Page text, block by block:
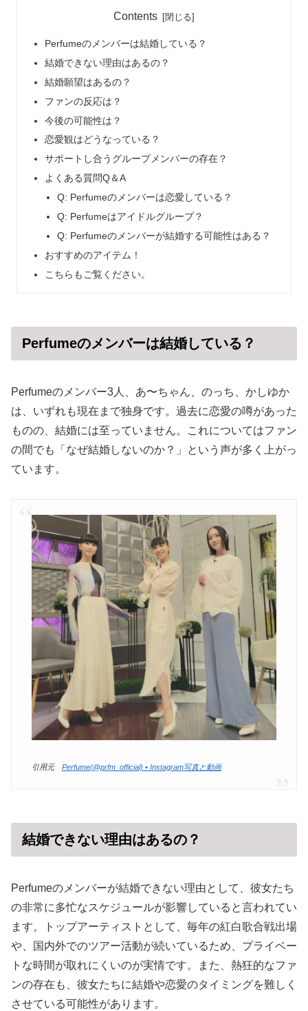
Contents
Perfumeのメンバーは結婚している？
結婚できない理由はあるの？
結婚願望はあるの？
ファンの反応は？
今後の可能性は？
恋愛観はどうなっている？
サポートし合うグループメンバーの存在？
よくある質問Q＆A
Q: Perfumeのメンバーは恋愛している？
Q: Perfumeはアイドルグループ？
Q: Perfumeのメンバーが結婚する可能性はある？
おすすめのアイテム！
こちらもご覧ください。
Perfumeのメンバーは結婚している？
Perfumeのメンバー3人、あ〜ちゃん、のっち、かしゆか
は、いずれも現在まで独身です。過去に恋愛の噂があった
ものの、結婚には至っていません。これについてはファン
の間でも「なぜ結婚しないのか？」という声が多く上がっ
ています。
引用元 Perfume(@prfm_official) • Instagram写真と動画
結婚できない理由はあるの？
Perfumeのメンバーが結婚できない理由として、彼女たち
の非常に多忙なスケジュールが影響していると言われてい
ます。トップアーティストとして、毎年の紅白歌合戦出場
や、国内外でのツアー活動が続いているため、プライベー
トな時間が取れにくいのが実情です。また、熱狂的なファ
ンの存在も、彼女たちに結婚や恋愛のタイミングを難しく
させている可能性があります。